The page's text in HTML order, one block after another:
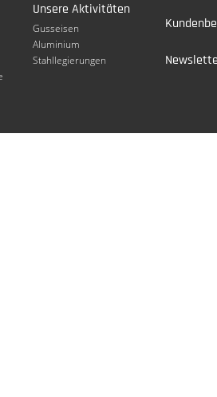
Unsere Aktivitäten
Gusseisen
Aluminium
Stahllegierungen